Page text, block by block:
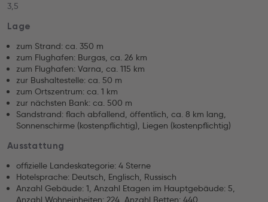
3,5
Lage
zum Strand: ca. 350 m
zum Flughafen: Burgas, ca. 26 km
zum Flughafen: Varna, ca. 115 km
zur Bushaltestelle: ca. 50 m
zum Ortszentrum: ca. 1 km
zur nächsten Bank: ca. 500 m
Sandstrand: flach abfallend, öffentlich, ca. 8 km lang,
Sonnenschirme (kostenpflichtig), Liegen (kostenpflichtig)
Ausstattung
offizielle Landeskategorie: 4 Sterne
Hotelsprache: Deutsch, Englisch, Russisch
Anzahl Gebäude: 1, Anzahl Etagen im Hauptgebäude: 5,
Anzahl Wohneinheiten: 224, Anzahl Betten: 440